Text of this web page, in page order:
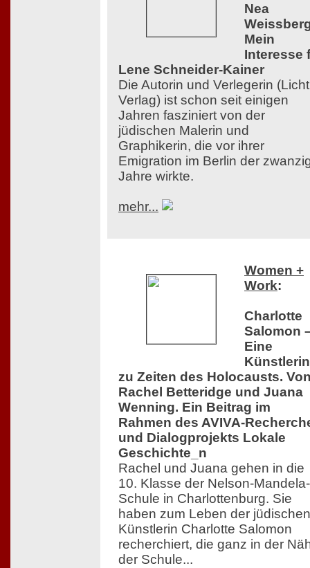
Nea
Mein
Interesse
Lene Schneider-Kainer
Die Autorin und Verlegerin
Verlag) ist schon seit einigen
Jahren fasziniert von der
jüdischen Malerin und
Graphikerin, die vor ihrer
Emigration im Berlin der
Jahre wirkte.
mehr...
Women +
Work:
Charlotte
Salomon
Eine
Künstlerin
zu Zeiten des Holocausts.
Rachel Betteridge und Juana
Wenning. Ein Beitrag im
Rahmen des AVIVA-
und Dialogprojekts Lokale
Geschichte_n
Rachel und Juana gehen in die
10. Klasse der Nelson-Mandela-
Schule in Charlottenburg. Sie
haben zum Leben der jüdischen
Künstlerin Charlotte Salomon
recherchiert, die ganz in der
der Schule...